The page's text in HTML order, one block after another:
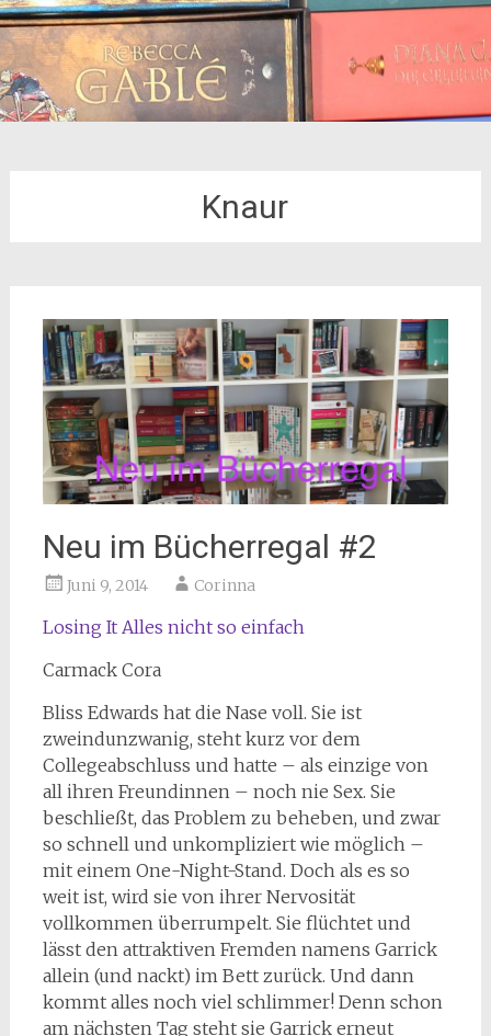
Knaur
Neu im Bücherregal #2
Juni 9, 2014 Corinna
Losing It Alles nicht so einfach
Carmack Cora
Bliss Edwards hat die Nase voll. Sie ist
zweindunzwanig, steht kurz vor dem
Collegeabschluss und hatte – als einzige von
all ihren Freundinnen – noch nie Sex. Sie
beschließt, das Problem zu beheben, und zwar
so schnell und unkompliziert wie möglich –
mit einem One-Night-Stand. Doch als es so
weit ist, wird sie von ihrer Nervosität
vollkommen überrumpelt. Sie flüchtet und
lässt den attraktiven Fremden namens Garrick
allein (und nackt) im Bett zurück. Und dann
kommt alles noch viel schlimmer! Denn schon
am nächsten Tag steht sie Garrick erneut